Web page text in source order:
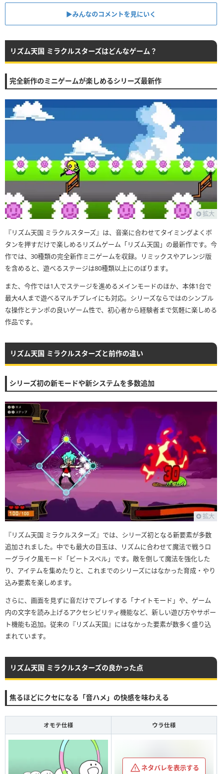
▶︎みんなのコメントを見にいく
リズム天国 ミラクルスターズはどんなゲーム？
完全新作のミニゲームが楽しめるシリーズ最新作
拡大
『リズム天国 ミラクルスターズ』は、音楽に合わせてタイミングよくボ
タンを押すだけで楽しめるリズムゲーム「リズム天国」の最新作です。今
作では、30種類の完全新作ミニゲームを収録。リミックスやアレンジ版
を含めると、遊べるステージは80種類以上にのぼります。
また、今作では1人でステージを進めるメインモードのほか、本体1台で
最大4人まで遊べるマルチプレイにも対応。シリーズならではのシンプル
な操作とテンポの良いゲーム性で、初心者から経験者まで気軽に楽しめる
作品です。
リズム天国 ミラクルスターズと前作の違い
シリーズ初の新モードや新システムを多数追加
拡大
『リズム天国 ミラクルスターズ』では、シリーズ初となる新要素が多数
追加されました。中でも最大の目玉は、リズムに合わせて魔法で戦うロ
ーグライク風モード「ビートスペル」です。敵を倒して魔法を強化した
り、アイテムを集めたりと、これまでのシリーズにはなかった育成・やり
込み要素を楽しめます。
さらに、画面を見ずに音だけでプレイする「ナイトモード」や、ゲーム
内の文字を読み上げるアクセシビリティ機能など、新しい遊び方やサポー
ト機能も追加。従来の『リズム天国』にはなかった要素が数多く盛り込
まれています。
リズム天国 ミラクルスターズの良かった点
焦るほどにクセになる「音ハメ」の快感を味わえる
オモテ仕様 ウラ仕様
ネタバレを表示する